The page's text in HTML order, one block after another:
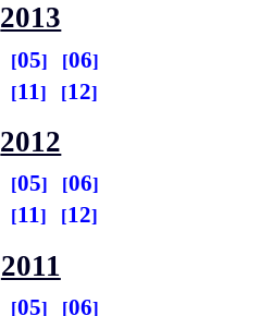
2013
05
06
11 12
2012
05
06
11 12
2011
05
06